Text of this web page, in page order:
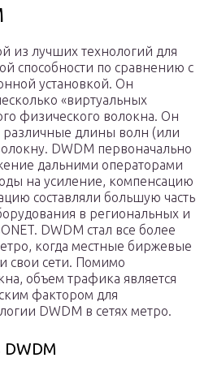
из лучших технологий для
способности по сравнению с
установкой. Он
«виртуальных
физического волокна. Он
различные длины волн (или
DWDM первоначально
дальними операторами
на усиление, компенсацию
составляли большую часть
в региональных и
DWDM стал все более
когда местные биржевые
свои сети. Помимо
объем трафика является
фактором для
DWDM в сетях метро.